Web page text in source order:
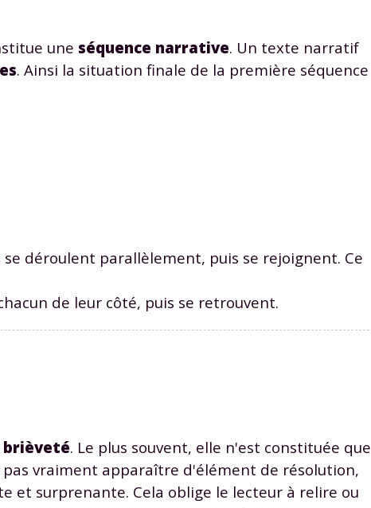
une séquence narrative. Un texte narratif
. Ainsi la situation finale de la première séquence
déroulent parallèlement, puis se rejoignent. Ce
de leur côté, puis se retrouvent.
brièveté. Le plus souvent, elle n'est constituée que
vraiment apparaître d'élément de résolution,
et surprenante. Cela oblige le lecteur à relire ou
progresser et de
année scolaire ?
de soutien scolaire !
,
Tout le programme scolaire
du CP à la Terminale